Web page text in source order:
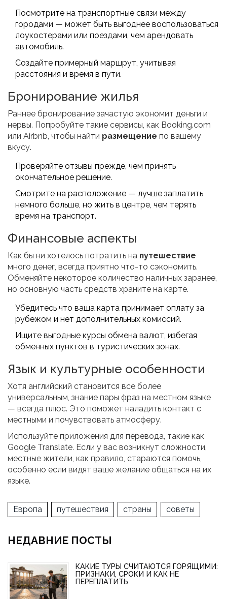
Посмотрите на транспортные связи между
городами — может быть выгоднее воспользоваться
лоукостерами или поездами, чем арендовать
автомобиль.
Создайте примерный маршрут, учитывая
расстояния и время в пути.
Бронирование жилья
Раннее бронирование зачастую экономит деньги и
нервы. Попробуйте такие сервисы, как Booking.com
или Airbnb, чтобы найти размещение по вашему
вкусу.
Проверяйте отзывы прежде, чем принять
окончательное решение.
Смотрите на расположение — лучше заплатить
немного больше, но жить в центре, чем терять
время на транспорт.
Финансовые аспекты
Как бы ни хотелось потратить на путешествие
много денег, всегда приятно что-то сэкономить.
Обменяйте некоторое количество наличных заранее,
но основную часть средств храните на карте.
Убедитесь что ваша карта принимает оплату за
рубежом и нет дополнительных комиссий.
Ищите выгодные курсы обмена валют, избегая
обменных пунктов в туристических зонах.
Язык и культурные особенности
Хотя английский становится все более
универсальным, знание пары фраз на местном языке
— всегда плюс. Это поможет наладить контакт с
местными и почувствовать атмосферу.
Используйте приложения для перевода, такие как
Google Translate. Если у вас возникнут сложности,
местные жители, как правило, стараются помочь,
особенно если видят ваше желание общаться на их
языке.
Европа путешествия страны советы
НЕДАВНИЕ ПОСТЫ
КАКИЕ ТУРЫ СЧИТАЮТСЯ ГОРЯЩИМИ:
ПРИЗНАКИ, СРОКИ И КАК НЕ
ПЕРЕПЛАТИТЬ